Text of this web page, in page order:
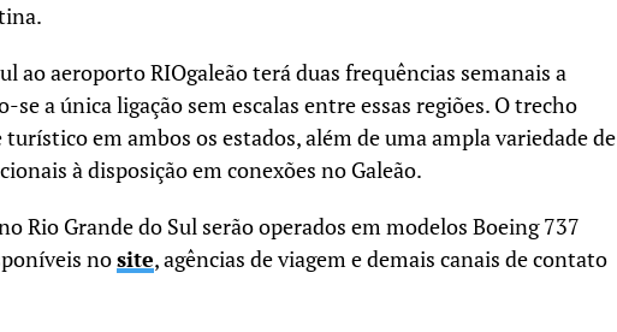
ao aeroporto RIOgaleão terá duas frequências semanais a
a única ligação sem escalas entre essas regiões. O trecho
em ambos os estados, além de uma ampla variedade de
à disposição em conexões no Galeão.
Rio Grande do Sul serão operados em modelos Boeing 737
nosite, agências de viagem e demais canais de contato